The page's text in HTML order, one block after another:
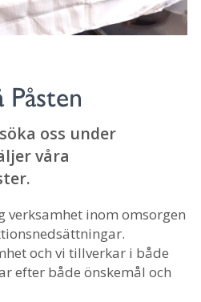
Påsten
oss under
våra
verksamhet inom omsorgen
och vi tillverkar i både
efter både önskemål och